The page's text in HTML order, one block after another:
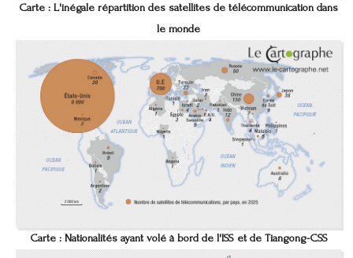
Carte : L'inégale répartition des satellites de télécommunication dans
le monde
Carte : Nationalités ayant volé à bord de l'ISS et de Tiangong-CSS